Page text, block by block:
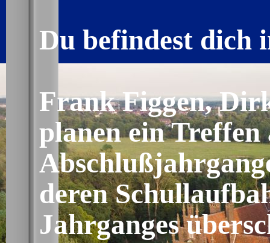
Du befindest dich
Frank Figgen,
planen ein Treffen
deren
Jahrganges